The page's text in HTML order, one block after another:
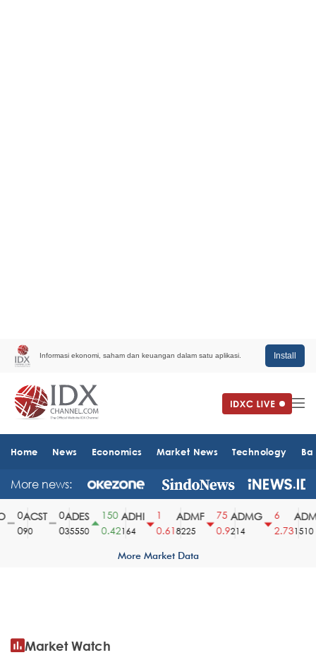
Informasi ekonomi, saham dan keuangan dalam satu aplikasi. Install
Home News Economics Market News Technology
More news:
ACST
90
ADES
35550
150
0.42
ADHI
164
0.61
ADMF
8225
75
0.9
ADMG
214
2.73
ADMR
1510
More Market Data
Market Watch